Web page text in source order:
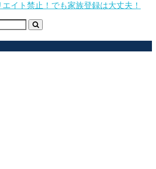
イト禁止！でも家族登録は大丈夫！